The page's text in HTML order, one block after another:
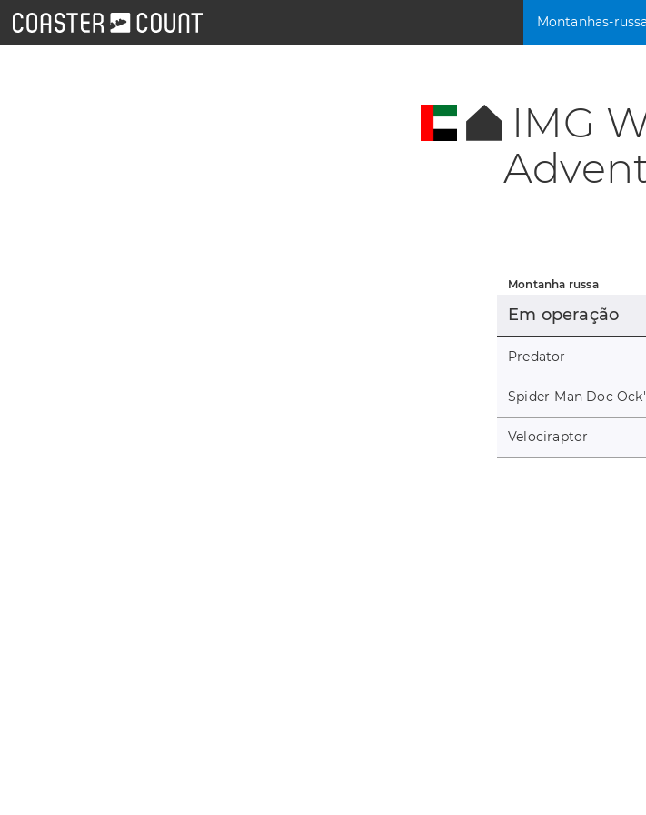
Montanhas-
IMG
Montanha russa
Em operação
Predator
Spider-Man Doc
Velociraptor